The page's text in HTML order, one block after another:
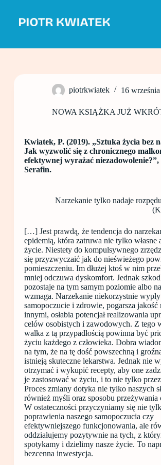
j
piotrkwiatek 16
NOWA KSIĄŻKA JUŻ
Kwiatek, P. (2019). „Sztuka życia bez
Jak wyzwolić się z chronicznego
efektywnej wyrażać
Serafin.
Narzekanie tylko nadaje
[…] Jest prawdą, że tendencja do
epidemią, która zatruwa nie tylko własne
życie. Niestety do kompulsywnego
się przyzwyczaić jak do nieświeżego
pomieszczeniu. Im dłużej ktoś w nim
mniej odczuwa dyskomfort. Jednak
pozostaje na tym samym poziomie albo
wzmaga. Narzekanie niekorzystnie
samopoczucie i zdrowie, pogarsza jakość
innymi, osłabia potencjał realizowania
celów osobistych i zawodowych. Z tego
walka z tą przypadłością powinna być
życiu każdego z człowieka. Dobra
na tym, że na tę dość powszechną i
istnieją skuteczne lekarstwa. Jednak nie
otrzymać i wykupić recepty, aby one
je zastosować w życiu, i to nie tylko
Proces zmiany dotyka nie tylko naszych
również myśli oraz sposobu przeżywania
W ostateczności przyczyniamy się nie
poprawienia naszego samopoczucia czy
efektywniejszego funkcjonowania, ale
oddziałujemy pozytywnie na tych, z
spotykamy i dzielimy nasze życie. To
bezcenna inwestycja.